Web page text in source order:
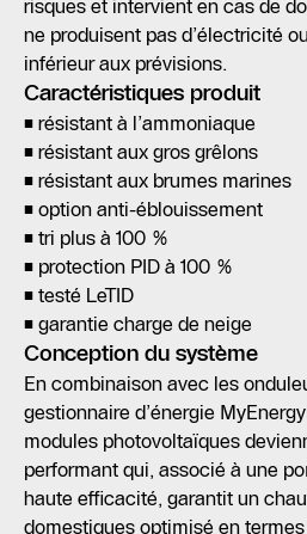
risques et intervient en cas de
ne produisent pas d’électricité
inférieur aux prévisions.
Caractéristiques produit
• résistant à l’ammoniaque
• résistant aux gros grêlons
• résistant aux brumes marines
• option anti-éblouissement
• tri plus à 100 %
• protection PID à 100 %
• testé LeTID
• garantie charge de neige
Conception du système
En combinaison avec les
gestionnaire d’énergie
modules photovoltaïques
performant qui, associé à une
haute efficacité, garantit un
domestiques optimisé en